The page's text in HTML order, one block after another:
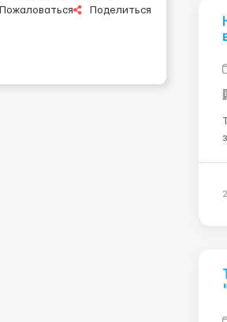
Пожаловаться
Поделиться